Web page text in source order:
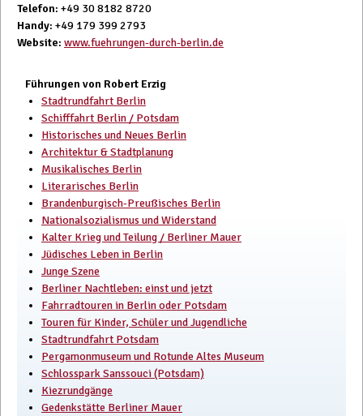
Telefon: +49 30 8182 8720
Handy: +49 179 399 2793
Website: www.fuehrungen-durch-berlin.de
Führungen von Robert Erzig
Stadtrundfahrt Berlin
Schifffahrt Berlin / Potsdam
Historisches und Neues Berlin
Architektur & Stadtplanung
Musikalisches Berlin
Literarisches Berlin
Brandenburgisch-Preußisches Berlin
Nationalsozialismus und Widerstand
Kalter Krieg und Teilung / Berliner Mauer
Jüdisches Leben in Berlin
Junge Szene
Berliner Nachtleben: einst und jetzt
Fahrradtouren in Berlin oder Potsdam
Touren für Kinder, Schüler und Jugendliche
Stadtrundfahrt Potsdam
Pergamonmuseum und Rotunde Altes Museum
Schlosspark Sanssouci (Potsdam)
Kiezrundgänge
Gedenkstätte Berliner Mauer